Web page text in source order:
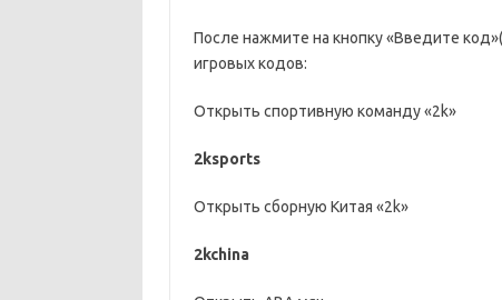
После нажмите на кнопку «Введите
игровых кодов:
Открыть спортивную команду «2k»
2ksports
Открыть сборную Китая «2k»
2kchina